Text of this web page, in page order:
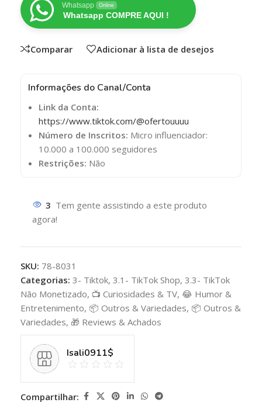
Whatsapp Online
Whatsapp COMPRE AQUI !
Comparar Adicionar à lista de desejos
Informações do Canal/Conta
Link da Conta:
https://www.tiktok.com/@ofertouuuu
Número de Inscritos: Micro influenciador:
10.000 a 100.000 seguidores
Restrições: Não
3 Tem gente assistindo a este produto
agora!
SKU: 78-8031
Categorias: 3- Tiktok, 3.1- TikTok Shop, 3.3- TikTok
Não Monetizado, 📺 Curiosidades & TV, 😂 Humor &
Entretenimento, 📦 Outros & Variedades, 📦 Outros &
Variedades, 🎁 Reviews & Achados
Isali0911$
Compartilhar: